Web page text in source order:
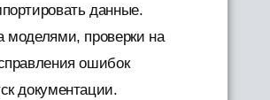
данные.
моделями, проверки на
ошибок
документации.